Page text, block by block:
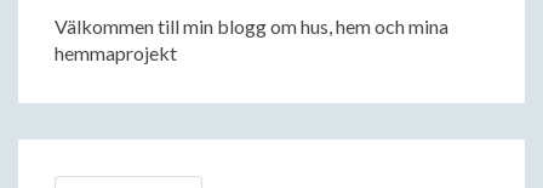
Välkommen till min blogg om hus, hem och mina
hemmaprojekt